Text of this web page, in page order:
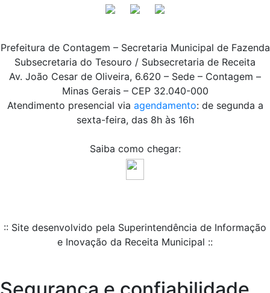
Prefeitura de Contagem – Secretaria Municipal de Fazenda
Subsecretaria do Tesouro / Subsecretaria de Receita
Av. João Cesar de Oliveira, 6.620 – Sede – Contagem –
Minas Gerais – CEP 32.040-000
Atendimento presencial via agendamento: de segunda a
sexta-feira, das 8h às 16h
Saiba como chegar:
:: Site desenvolvido pela Superintendência de Informação
e Inovação da Receita Municipal ::